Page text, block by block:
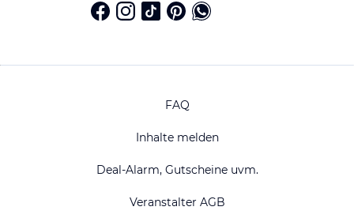
FAQ
Inhalte melden
Deal-Alarm, Gutscheine uvm.
Veranstalter AGB